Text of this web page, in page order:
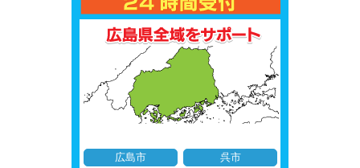
広島市
呉市